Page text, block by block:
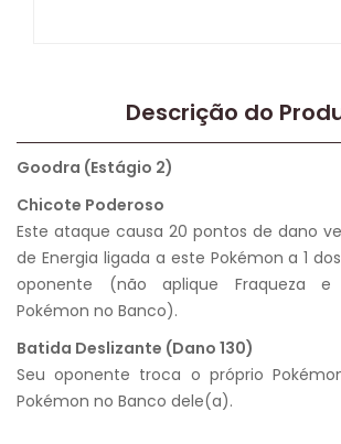
Descrição do
Goodra (Estágio 2)
Chicote Poderoso
Este ataque causa 20 pontos de dano
de Energia ligada a este Pokémon a 1
oponente (não aplique Fraqueza e
Pokémon no Banco).
Batida Deslizante (Dano 130)
Seu oponente troca o próprio
Pokémon no Banco dele(a).